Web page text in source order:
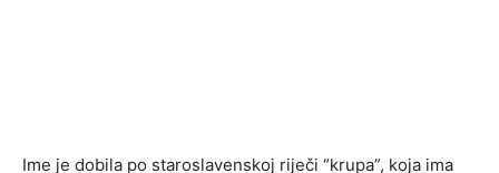
Ime je dobila po staroslavenskoj riječi “krupa”, koja ima